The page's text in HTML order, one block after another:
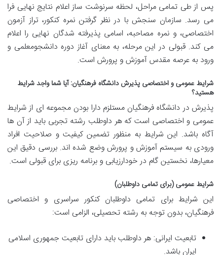
پس از طی تمامی مراحل، لحظه سرنوشت ساز اعلام نتایج نهایی فرا
می رسد. سازمان سنجش با در نظر گرفتن نمره کنکور، تراز آزمون
اختصاصی، و نمره مصاحبه، اسامی پذیرفته شدگان نهایی را اعلام
می کند. قبولی در این مرحله، به معنای آغاز دوره دانشجومعلمی و
ورود به عرصه مقدس آموزش و پرورش است.
شرایط عمومی و اختصاصی پذیرش دانشگاه فرهنگیان: آیا شما واجد شرایط
هستید؟
پذیرش در دانشگاه فرهنگیان مستلزم دارا بودن مجموعه ای از شرایط
عمومی و اختصاصی است که هر داوطلب رشته تجربی باید از آن ها
آگاه باشد. این شرایط به منظور تضمین کیفیت و صلاحیت افراد
ورودی به سیستم آموزش و پرورش وضع شده اند. بررسی دقیق این
معیارها، نخستین گام در خودارزیابی و برنامه ریزی برای قبولی است.
شرایط عمومی (برای تمامی داوطلبان)
این شرایط برای تمامی داوطلبان کنکور سراسری و اختصاصی
فرهنگیان، بدون توجه به رشته تحصیلی، الزامی است:
تابعیت ایرانی: هر داوطلب باید دارای تابعیت جمهوری اسلامی
ایران باشد.